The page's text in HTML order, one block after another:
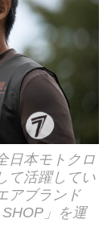
日本モトクロ
て活躍してい
アブランド
SHOP」を運